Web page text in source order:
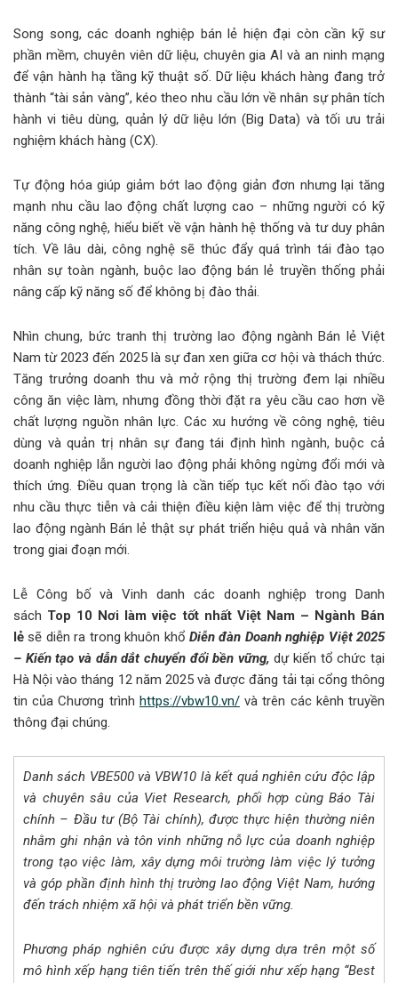
Song song, các doanh nghiệp bán lẻ hiện đại còn cần kỹ sư
phần mềm, chuyên viên dữ liệu, chuyên gia AI và an ninh mạng
để vận hành hạ tầng kỹ thuật số. Dữ liệu khách hàng đang trở
thành “tài sản vàng”, kéo theo nhu cầu lớn về nhân sự phân tích
hành vi tiêu dùng, quản lý dữ liệu lớn (Big Data) và tối ưu trải
nghiệm khách hàng (CX).
Tự động hóa giúp giảm bớt lao động giản đơn nhưng lại tăng
mạnh nhu cầu lao động chất lượng cao – những người có kỹ
năng công nghệ, hiểu biết về vận hành hệ thống và tư duy phân
tích. Về lâu dài, công nghệ sẽ thúc đẩy quá trình tái đào tạo
nhân sự toàn ngành, buộc lao động bán lẻ truyền thống phải
nâng cấp kỹ năng số để không bị đào thải.
Nhìn chung, bức tranh thị trường lao động ngành Bán lẻ Việt
Nam từ 2023 đến 2025 là sự đan xen giữa cơ hội và thách thức.
Tăng trưởng doanh thu và mở rộng thị trường đem lại nhiều
công ăn việc làm, nhưng đồng thời đặt ra yêu cầu cao hơn về
chất lượng nguồn nhân lực. Các xu hướng về công nghệ, tiêu
dùng và quản trị nhân sự đang tái định hình ngành, buộc cả
doanh nghiệp lẫn người lao động phải không ngừng đổi mới và
thích ứng. Điều quan trọng là cần tiếp tục kết nối đào tạo với
nhu cầu thực tiễn và cải thiện điều kiện làm việc để thị trường
lao động ngành Bán lẻ thật sự phát triển hiệu quả và nhân văn
trong giai đoạn mới.
Lễ Công bố và Vinh danh các doanh nghiệp trong Danh
sách Top 10 Nơi làm việc tốt nhất Việt Nam – Ngành Bán
lẻ sẽ diễn ra trong khuôn khổ Diễn đàn Doanh nghiệp Việt 2025
– Kiến tạo và dẫn dắt chuyển đổi bền vững,dự kiến tổ chức tại
Hà Nội vào tháng 12 năm 2025 và được đăng tải tại cổng thông
tin của Chương trình https://vbw10.vn/và trên các kênh truyền
thông đại chúng.
Danh sách VBE500 và VBW10 là kết quả nghiên cứu độc lập
và chuyên sâu của Viet Research, phối hợp cùng Báo Tài
chính – Đầu tư (Bộ Tài chính), được thực hiện thường niên
nhằm ghi nhận và tôn vinh những nỗ lực của doanh nghiệp
trong tạo việc làm, xây dựng môi trường làm việc lý tưởng
và góp phần định hình thị trường lao động Việt Nam, hướng
đến trách nhiệm xã hội và phát triển bền vững.
Phương pháp nghiên cứu được xây dựng dựa trên một số
mô hình xếp hạng tiên tiến trên thế giới như xếp hạng “Best